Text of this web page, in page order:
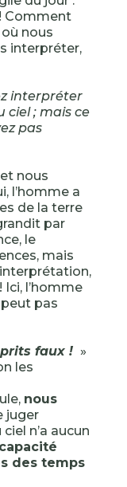
Comment
nous
interpréter,
interpréter
ciel ; mais ce
pas
nous
l’homme a
de la terre
par
le
mais
l’homme
pas
faux ! »
les
nous
juger
n’a aucun
des temps